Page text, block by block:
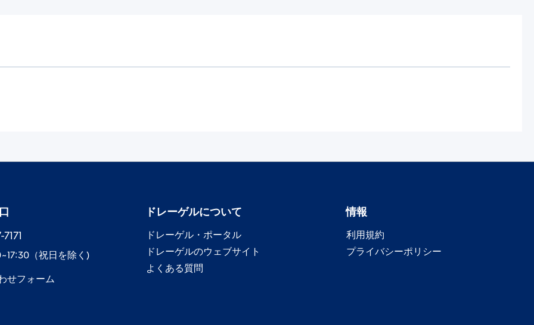
（祝日を除く)
せフォーム
ドレーゲル​について
ドレーゲル​・ポータル
ドレーゲル​のウェブサイト
よくある質問
情報
利用規約
プライバシーポリシー